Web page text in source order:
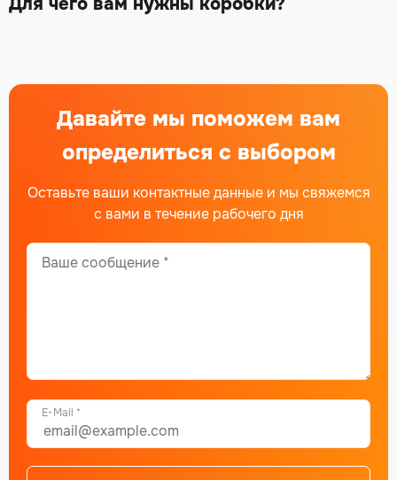
Давайте мы поможем вам
определиться с выбором
Оставьте ваши контактные данные и мы свяжемся
с вами в течение рабочего дня
E-Mail *